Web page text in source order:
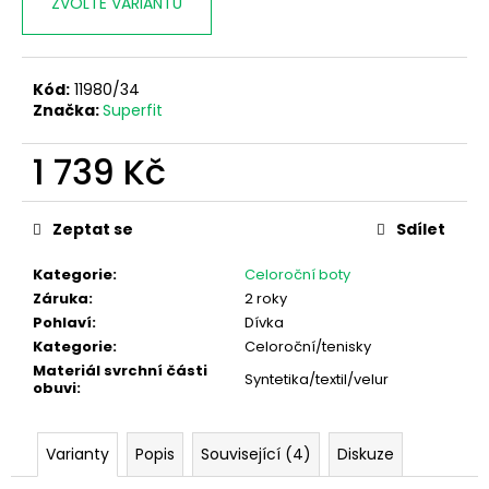
Kód: 11980/34
Značka:Superfit
1 739 Kč
Měrná
cena:
Kategorie:
Celoroční boty
Záruka:
2 roky
Pohlaví:
Dívka
Kategorie:
Celoroční/tenisky
Materiál svrchní části
obuvi: Syntetika/textil/velur
Zeptat se Sdílet
Varianty Popis Související (4) Diskuze